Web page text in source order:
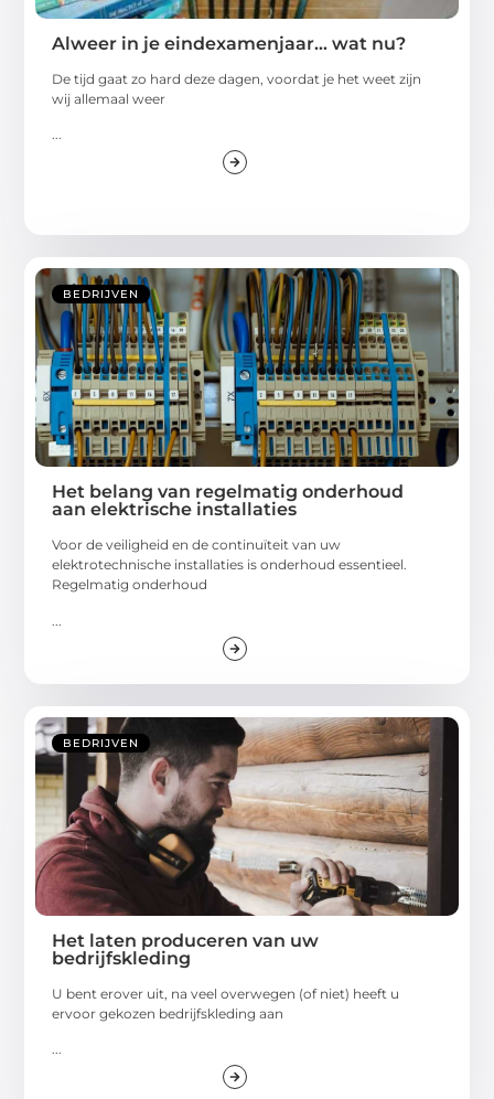
Alweer in je eindexamenjaar… wat nu?
De tijd gaat zo hard deze dagen, voordat je het weet zijn
wij allemaal weer
...
BEDRIJVEN
Het belang van regelmatig onderhoud
aan elektrische installaties
Voor de veiligheid en de continuïteit van uw
elektrotechnische installaties is onderhoud essentieel.
Regelmatig onderhoud
BEDRIJVEN
Het laten produceren van uw
bedrijfskleding
U bent erover uit, na veel overwegen (of niet) heeft u
ervoor gekozen bedrijfskleding aan